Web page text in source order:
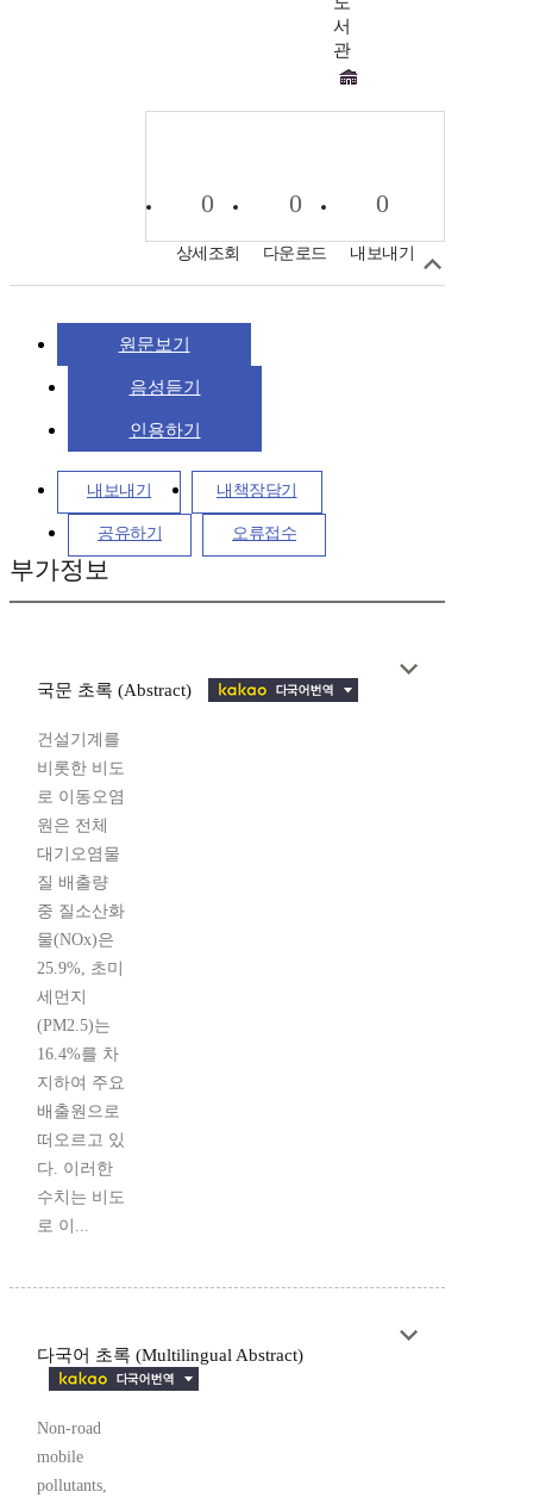
서
관
0
상세조회
0
다운로드
0
내보내기
원문보기
음성듣기
인용하기
내보내기 내책장담기
공유하기 오류접수
부가정보
국문 초록 (Abstract)
건설기계를
비롯한 비도
로 이동오염
원은 전체
대기오염물
질 배출량
중 질소산화
물(NOx)은
25.9%, 초미
세먼지
(PM2.5)는
16.4%를 차
지하여 주요
배출원으로
떠오르고 있
다. 이러한
수치는 비도
로 이...
다국어 초록 (Multilingual Abstract)
Non-road
mobile
pollutants,